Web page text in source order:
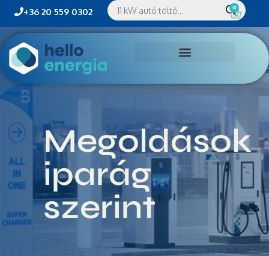
+36 20 559 0302 0
Megoldások
iparág
szerint